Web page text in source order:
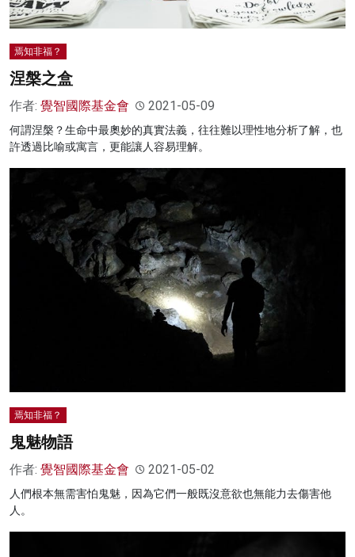
焉知非福？
涅槃之盒
作者: 覺智國際基金會 2021-05-09
何謂涅槃？生命中最奧妙的真實法義，往往難以理性地分析了解，也
許透過比喻或寓言，更能讓人容易理解。
焉知非福？
鬼魅物語
作者: 覺智國際基金會 2021-05-02
人們根本無需害怕鬼魅，因為它們一般既沒意欲也無能力去傷害他
人。